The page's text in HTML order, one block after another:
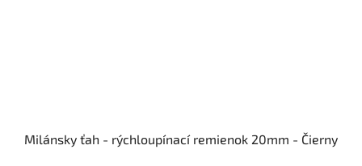
Milánsky ťah - rýchloupínací remienok 20mm - Čierny